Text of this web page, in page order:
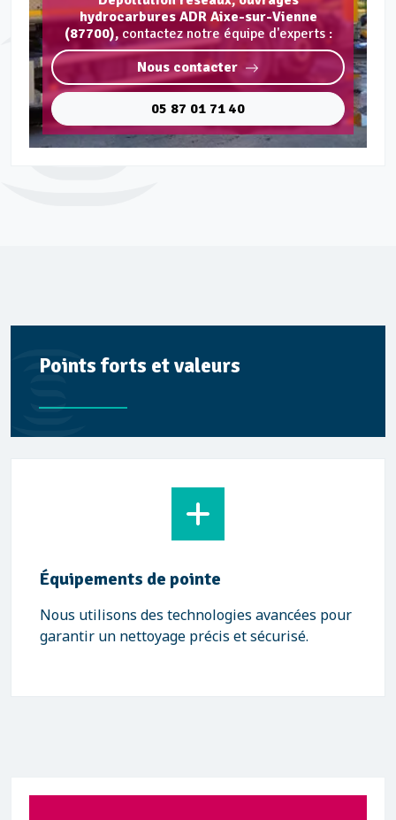
hydrocarbures ADR Aixe-sur-Vienne
(87700), contactez notre équipe d'experts :
Nous contacter
05 87 01 71 40
Points forts et valeurs
Équipements de pointe
Nous utilisons des technologies avancées pour
garantir un nettoyage précis et sécurisé.